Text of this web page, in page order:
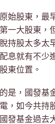
始股東，最
一大股東，
持股太多太
息就有不少
東位置。
是，國發基
，如今共持
發基金過去